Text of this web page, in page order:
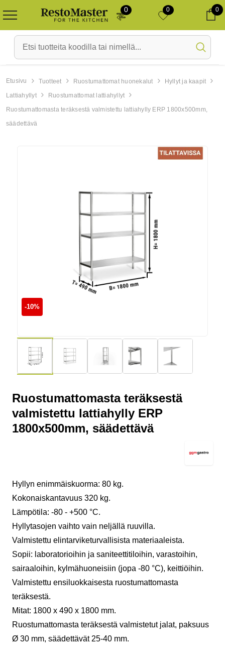
0 0 0
Etusivu Tuotteet Ruostumattomat huonekalut
Hyllyt ja kaapit
Lattiahyllyt
Ruostumattomat lattiahyllyt
Ruostumattomasta teräksestä valmistettu lattiahylly ERP 1800x500mm,
säädettävä
-10%
Ruostumattomasta teräksestä
valmistettu lattiahylly ERP
1800x500mm, säädettävä
Hyllyn enimmäiskuorma: 80 kg.
Kokonaiskantavuus 320 kg.
Lämpötila: -80 - +500 °C.
Hyllytasojen vaihto vain neljällä ruuvilla.
Valmistettu elintarviketurvallisista materiaaleista.
Sopii: laboratorioihin ja saniteettitiloihin, varastoihin,
sairaaloihin, kylmähuoneisiin (jopa -80 °C), keittiöihin.
Valmistettu ensiluokkaisesta ruostumattomasta
teräksestä.
Mitat: 1800 x 490 x 1800 mm.
Ruostumattomasta teräksestä valmistetut jalat, paksuus
Ø 30 mm, säädettävät 25-40 mm.
Ahi PRIMAX 3x GN 1/1 -
613,80 €
korivaunu
Uus toode Laos Uus toode Laos